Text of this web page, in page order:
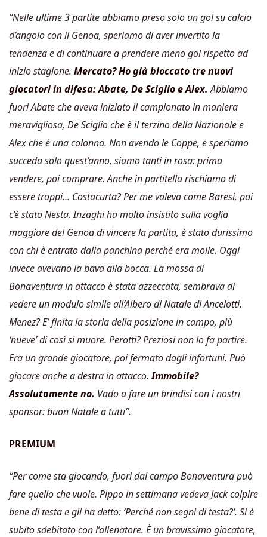
“Nelle ultime 3 partite abbiamo preso solo un gol su calcio
d’angolo con il Genoa, speriamo di aver invertito la
tendenza e di continuare a prendere meno gol rispetto ad
inizio stagione. Mercato? Ho già bloccato tre nuovi
giocatori in difesa: Abate, De Sciglio e Alex. Abbiamo
fuori Abate che aveva iniziato il campionato in maniera
meravigliosa, De Sciglio che è il terzino della Nazionale e
Alex che è una colonna. Non avendo le Coppe, e speriamo
succeda solo quest’anno, siamo tanti in rosa: prima
vendere, poi comprare. Anche in partitella rischiamo di
essere troppi… Costacurta? Per me valeva come Baresi, poi
c’è stato Nesta. Inzaghi ha molto insistito sulla voglia
maggiore del Genoa di vincere la partita, è stato durissimo
con chi è entrato dalla panchina perché era molle. Oggi
invece avevano la bava alla bocca. La mossa di
Bonaventura in attacco è stata azzeccata, sembrava di
vedere un modulo simile all’Albero di Natale di Ancelotti.
Menez? E’ finita la storia della posizione in campo, più
‘nueve’ di così si muore. Perotti? Preziosi non lo fa partire.
Era un grande giocatore, poi fermato dagli infortuni. Può
giocare anche a destra in attacco.Immobile?
Assolutamente no. Vado a fare un brindisi con i nostri
sponsor: buon Natale a tutti”.
PREMIUM
“Per come sta giocando, fuori dal campo Bonaventura può
fare quello che vuole. Pippo in settimana vedeva Jack colpire
bene di testa e gli ha detto: ‘Perché non segni di testa?’. Si è
subito sdebitato con l’allenatore. È un bravissimo giocatore,